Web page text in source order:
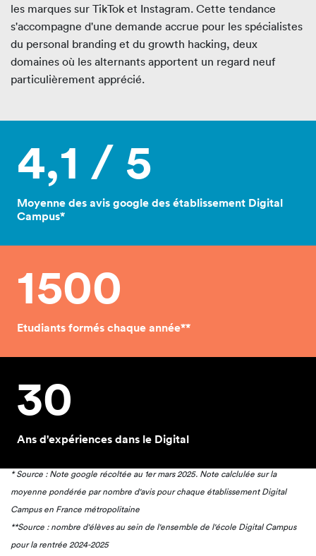
les marques sur TikTok et Instagram. Cette tendance
s'accompagne d'une demande accrue pour les spécialistes
du personal branding et du growth hacking, deux
domaines où les alternants apportent un regard neuf
particulièrement apprécié.
4,1 / 5
Moyenne des avis google des établissement Digital
Campus*
1500
Etudiants formés chaque année**
30
Ans d'expériences dans le Digital
* Source : Note google récoltée au 1er mars 2025. Note calclulée sur la
moyenne pondérée par nombre d'avis pour chaque établissement Digital
Campus en France métropolitaine
**Source : nombre d'élèves au sein de l'ensemble de l'école Digital Campus
pour la rentrée 2024-2025